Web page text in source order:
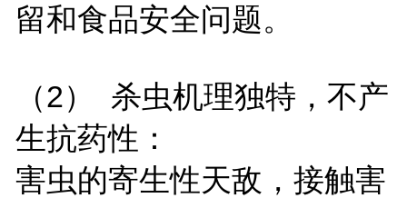
留和食品安全问题。
（2） 杀虫机理独特，不产
生抗药性：
害虫的寄生性天敌，接触害